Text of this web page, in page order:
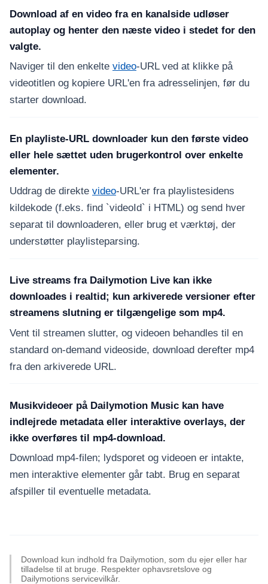
Download af en video fra en kanalside udløser
autoplay og henter den næste video i stedet for den
valgte.
Naviger til den enkelte video-URL ved at klikke på
videotitlen og kopiere URL'en fra adresselinjen, før du
starter download.
En playliste-URL downloader kun den første video
eller hele sættet uden brugerkontrol over enkelte
elementer.
Uddrag de direkte video-URL'er fra playlistesidens
kildekode (f.eks. find `videoId` i HTML) og send hver
separat til downloaderen, eller brug et værktøj, der
understøtter playlisteparsing.
Live streams fra Dailymotion Live kan ikke
downloades i realtid; kun arkiverede versioner efter
streamens slutning er tilgængelige som mp4.
Vent til streamen slutter, og videoen behandles til en
standard on-demand videoside, download derefter mp4
fra den arkiverede URL.
Musikvideoer på Dailymotion Music kan have
indlejrede metadata eller interaktive overlays, der
ikke overføres til mp4-download.
Download mp4-filen; lydsporet og videoen er intakte,
men interaktive elementer går tabt. Brug en separat
afspiller til eventuelle metadata.
Download kun indhold fra Dailymotion, som du ejer eller har
tilladelse til at bruge. Respekter ophavsretslove og
Dailymotions servicevilkår.